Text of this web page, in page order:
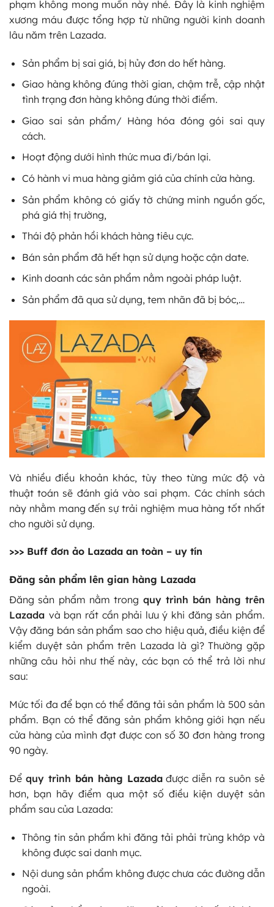
phạm không mong muốn này nhé. Đây là kinh nghiệm
xương máu được tổng hợp từ những người kinh doanh
lâu năm trên Lazada.
Sản phẩm bị sai giá, bị hủy đơn do hết hàng.
Giao hàng không đúng thời gian, chậm trễ, cập nhật
tình trạng đơn hàng không đúng thời điểm.
Giao sai sản phẩm/ Hàng hóa đóng gói sai quy
cách.
Hoạt động dưới hình thức mua đi/bán lại.
Có hành vi mua hàng giảm giá của chính cửa hàng.
Sản phẩm không có giấy tờ chứng minh nguồn gốc,
phá giá thị trường,
Thái độ phản hồi khách hàng tiêu cực.
Bán sản phẩm đã hết hạn sử dụng hoặc cận date.
Kinh doanh các sản phẩm nằm ngoài pháp luật.
Sản phẩm đã qua sử dụng, tem nhãn đã bị bóc,…
Và nhiều điều khoản khác, tùy theo từng mức độ và
thuật toán sẽ đánh giá vào sai phạm. Các chính sách
này nhằm mang đến sự trải nghiệm mua hàng tốt nhất
cho người sử dụng.
>>> Buff đơn ảo Lazada an toàn – uy tín
Đăng sản phẩm lên gian hàng Lazada
Đăng sản phẩm nằm trong quy trình bán hàng trên
Lazada và bạn rất cần phải lưu ý khi đăng sản phẩm.
Vậy đăng bán sản phẩm sao cho hiệu quả, điều kiện để
kiểm duyệt sản phẩm trên Lazada là gì? Thường gặp
những câu hỏi như thế này, các bạn có thể trả lời như
sau:
Mức tối đa để bạn có thể đăng tải sản phẩm là 500 sản
phẩm. Bạn có thể đăng sản phẩm không giới hạn nếu
cửa hàng của mình đạt được con số 30 đơn hàng trong
90 ngày.
Để quy trình bán hàng Lazadađược diễn ra suôn sẻ
hơn, bạn hãy điểm qua một số điều kiện duyệt sản
phẩm sau của Lazada:
Thông tin sản phẩm khi đăng tải phải trùng khớp và
không được sai danh mục.
Nội dung sản phẩm không được chưa các đường dẫn
ngoài.